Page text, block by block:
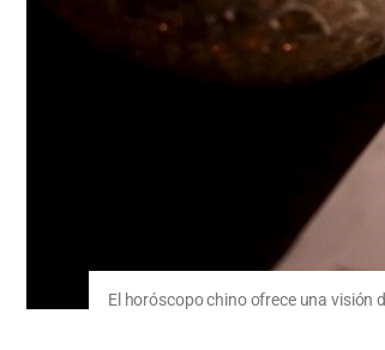
El horóscopo chino ofrece una visión